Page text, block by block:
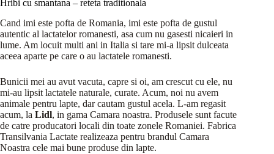
Hribi cu smantana – reteta traditionala
Cand imi este pofta de Romania, imi este pofta de gustul
autentic al lactatelor romanesti, asa cum nu gasesti nicaieri in
lume. Am locuit multi ani in Italia si tare mi-a lipsit dulceata
aceea aparte pe care o au lactatele romanesti.
Bunicii mei au avut vacuta, capre si oi, am crescut cu ele, nu
mi-au lipsit lactatele naturale, curate. Acum, noi nu avem
animale pentru lapte, dar cautam gustul acela. L-am regasit
acum, la Lidl, in gama Camara noastra. Produsele sunt facute
de catre producatori locali din toate zonele Romaniei. Fabrica
Transilvania Lactate realizeaza pentru brandul Camara
Noastra cele mai bune produse din lapte.